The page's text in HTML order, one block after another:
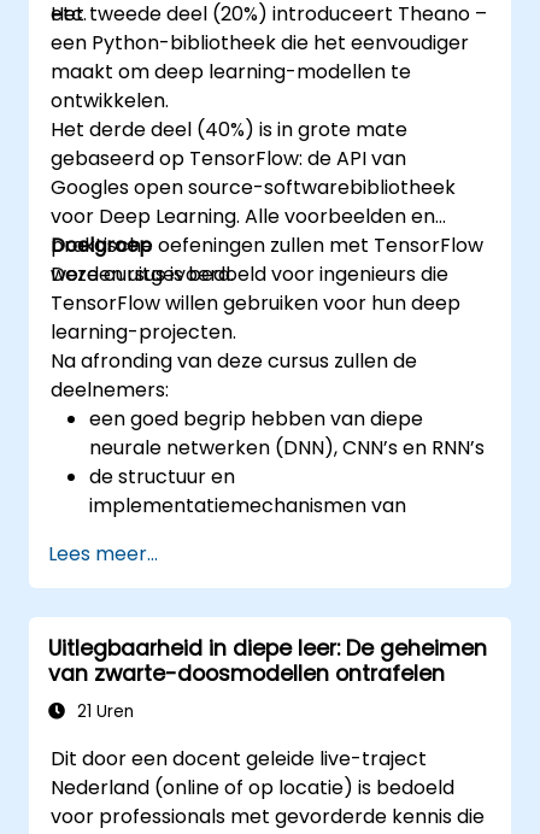
etc.
Het tweede deel (20%) introduceert Theano –
een Python-bibliotheek die het eenvoudiger
maakt om deep learning-modellen te
ontwikkelen.
Het derde deel (40%) is in grote mate
gebaseerd op TensorFlow: de API van
Googles open source-softwarebibliotheek
voor Deep Learning. Alle voorbeelden en
praktische oefeningen zullen met TensorFlow
worden uitgevoerd.
Doelgroep
Deze cursus is bedoeld voor ingenieurs die
TensorFlow willen gebruiken voor hun deep
learning-projecten.
Na afronding van deze cursus zullen de
deelnemers:
een goed begrip hebben van diepe
neurale netwerken (DNN), CNN’s en RNN’s
de structuur en
implementatiemechanismen van
in staat zijn om installatie-, productie-
omgevings- en architectuurtaken uit te
voeren
codekwaliteit kunnen beoordelen,
debuggen en bewaken
geavanceerde productiemethoden
modellen, het bouwen van grafieken en
logging
Lees meer...
Uitlegbaarheid in diepe leer: De geheimen
van zwarte-doosmodellen ontrafelen
21 Uren
Dit door een docent geleide live-traject
Nederland (online of op locatie) is bedoeld
voor professionals met gevorderde kennis die